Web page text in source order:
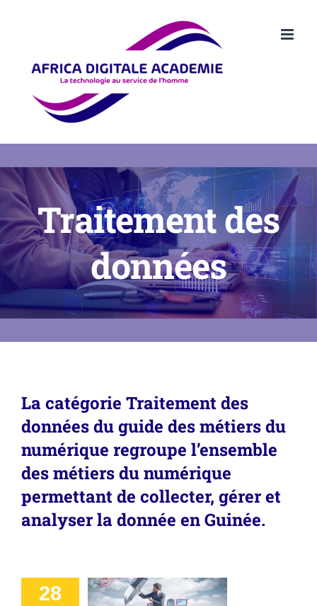
Traitement des
données
La catégorie Traitement des
données du guide des métiers du
numérique regroupe l’ensemble
des métiers du numérique
permettant de collecter, gérer et
analyser la donnée en Guinée.
28